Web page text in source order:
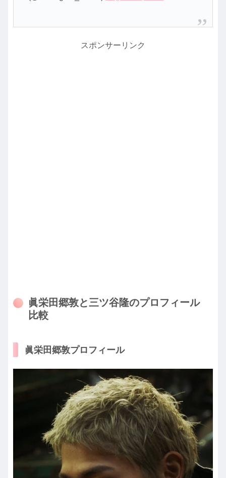
スポンサーリンク
眞栄田郷敦と三ツ谷隆のプロフィール
比較
眞栄田郷敦プロフィール